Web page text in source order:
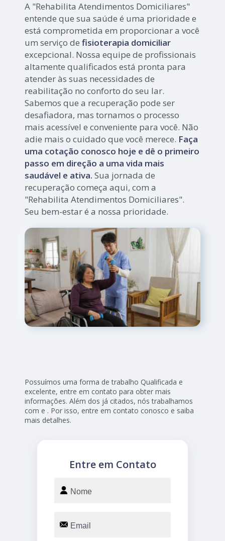
A "Rehabilita Atendimentos Domiciliares"
entende que sua saúde é uma prioridade e
está comprometida em proporcionar a você
um serviço defisioterapia domiciliar
excepcional. Nossa equipe de profissionais
altamente qualificados está pronta para
atender às suas necessidades de
reabilitação no conforto do seu lar.
Sabemos que a recuperação pode ser
desafiadora, mas tornamos o processo
mais acessível e conveniente para você. Não
adie mais o cuidado que você merece. Faça
uma cotação conosco hoje e dê o primeiro
passo em direção a uma vida mais
saudável e ativa. Sua jornada de
recuperação começa aqui, com a
"Rehabilita Atendimentos Domiciliares".
Seu bem-estar é a nossa prioridade.
Possuímos uma forma de trabalho Qualificada e
excelente, entre em contato para obter mais
informações. Além dos já citados, nós trabalhamos
com e . Por isso, entre em contato conosco e saiba
mais detalhes.
Entre em Contato